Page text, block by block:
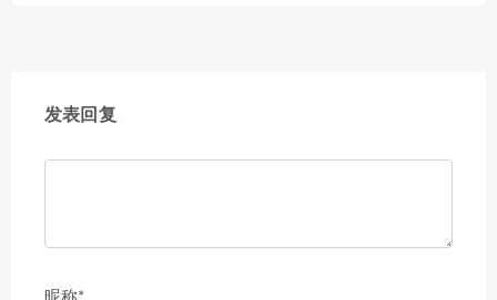
发表回复